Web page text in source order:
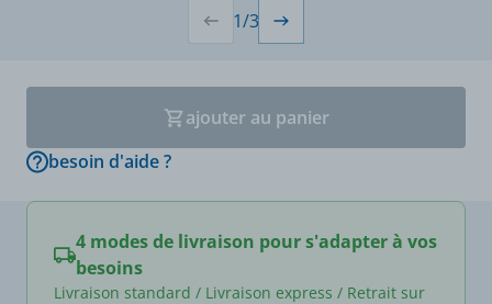
1/3
ajouter au panier
besoin d'aide ?
4 modes de livraison pour s'adapter à vos
besoins
Livraison standard / Livraison express / Retrait sur